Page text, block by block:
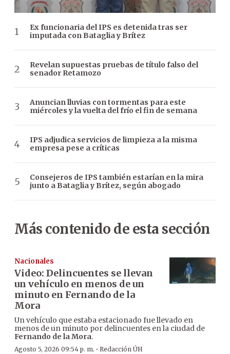
Ex funcionaria del IPS es detenida tras ser
imputada con Bataglia y Brítez
Revelan supuestas pruebas de título falso del
senador Retamozo
Anuncian lluvias con tormentas para este
miércoles y la vuelta del frío el fin de semana
IPS adjudica servicios de limpieza a la misma
empresa pese a críticas
Consejeros de IPS también estarían en la mira
junto a Bataglia y Brítez, según abogado
Más contenido de esta sección
Nacionales
Video: Delincuentes se llevan
un vehículo en menos de un
minuto en Fernando de la
Mora
Un vehículo que estaba estacionado fue llevado en
menos de un minuto por delincuentes en la ciudad de
Fernando de la Mora.
Agosto 5, 2026 09:54 p. m. · Redacción ÚH